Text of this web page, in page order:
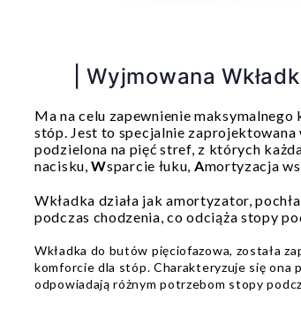
| Wyjmowana
Ma na celu zapewnienie
stóp. Jest to specjalnie zaprojektowana
podzielona na pięć stref, z których
nacisku,Wsparcie łuku, Amortyzacja
Wkładka działa jak amortyzator,
podczas chodzenia, co odciąża stopy
Wkładka do butów pięciofazowa, została
komforcie dla stóp. Charakteryzuje się ona
odpowiadają różnym potrzebom stopy